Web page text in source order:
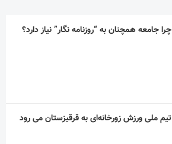
چرا جامعه همچنان به “روزنامه نگار” نیاز دارد؟
تیم ملی ورزش زورخانه‌ای به قرقیزستان می رود